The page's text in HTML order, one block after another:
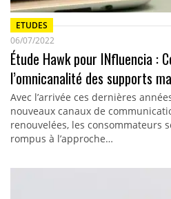
ETUDES
06/07/2022
Étude Hawk pour INfluencia :
l’omnicanalité des supports
Avec l’arrivée ces dernières
nouveaux canaux de
renouvelées, les consommateurs
rompus à l’approche…